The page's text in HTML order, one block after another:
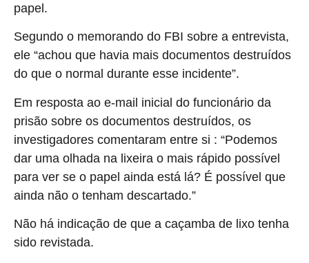
papel.
Segundo o memorando do FBI sobre a entrevista,
ele “achou que havia mais documentos destruídos
do que o normal durante esse incidente”.
Em resposta ao e-mail inicial do funcionário da
prisão sobre os documentos destruídos, os
investigadores comentaram entre si : “Podemos
dar uma olhada na lixeira o mais rápido possível
para ver se o papel ainda está lá? É possível que
ainda não o tenham descartado.”
Não há indicação de que a caçamba de lixo tenha
sido revistada.